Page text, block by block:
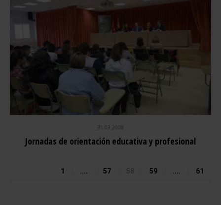
31.03.2008
Jornadas de orientación educativa y profesional
1 .... 57 59 .... 61